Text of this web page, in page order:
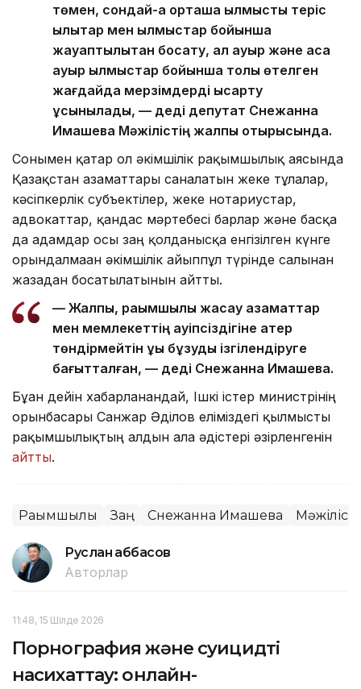
төмен, сондай-ақ орташа қылмыстық теріс
қылықтар мен қылмыстар бойынша
жауаптылықтан босату, ал ауыр және аса
ауыр қылмыстар бойынша толық өтелген
жағдайда мерзімдерді қысқарту
ұсынылады, — деді депутат Снежанна
Имашева Мәжілістің жалпы отырысында.
Сонымен қатар ол әкімшілік рақымшылық аясында
Қазақстан азаматтары саналатын жеке тұлғалар,
кәсіпкерлік субъектілер, жеке нотариустар,
адвокаттар, қандас мәртебесі барлар және басқа
да адамдар осы заң қолданысқа енгізілген күнге
орындалмаған әкімшілік айыппұл түрінде салынған
жазадан босатылатынын айтты.
— Жалпы, рақымшылық жасау азаматтар
мен мемлекеттің қауіпсіздігіне қатер
төндірмейтін құқық бұзуды ізгілендіруге
бағытталған, — деді Снежанна Имашева.
Бұған дейін хабарланғандай, Ішкі істер министрінің
орынбасары Санжар Әділов еліміздегі қылмысты
рақымшылықтың алдын ала әдістері әзірленгенін
айтты.
Рақымшылық Заң Снежанна Имашева Мәжіліс
Руслан Ғаббасов
Авторлар
11:48, 15 Шілде 2026
Порнография және суицидті
насихаттау: онлайн-